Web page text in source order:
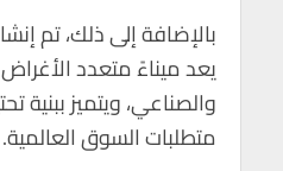
بالإضافة إلى ذلك، تم
يعد ميناءً متعدد
والصناعي، ويتميز ببنية
متطلبات السوق العالمية.